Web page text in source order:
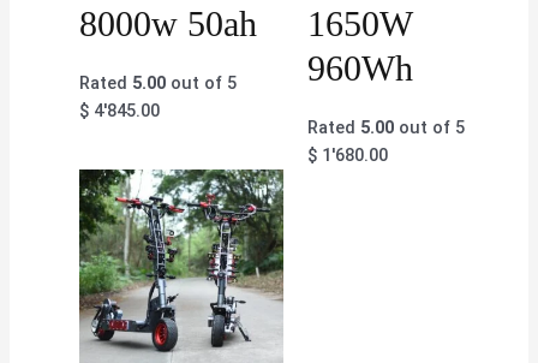
8000w 50ah
Rated 5.00 out of 5
$ 4'845.00
1650W
960Wh
Rated 5.00out of 5
$1'680.00